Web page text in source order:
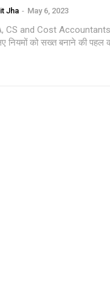
Jha - May 6, 2023
CS and Cost
को सख्त बनाने की पहल